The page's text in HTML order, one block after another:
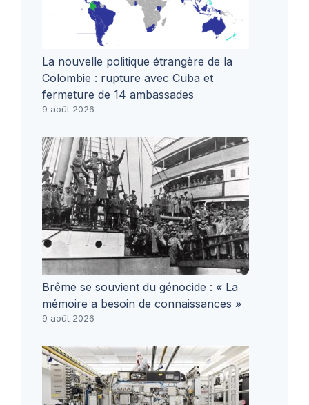
La nouvelle politique étrangère de la
Colombie : rupture avec Cuba et
fermeture de 14 ambassades
9 août 2026
Brême se souvient du génocide : « La
mémoire a besoin de connaissances »
9 août 2026